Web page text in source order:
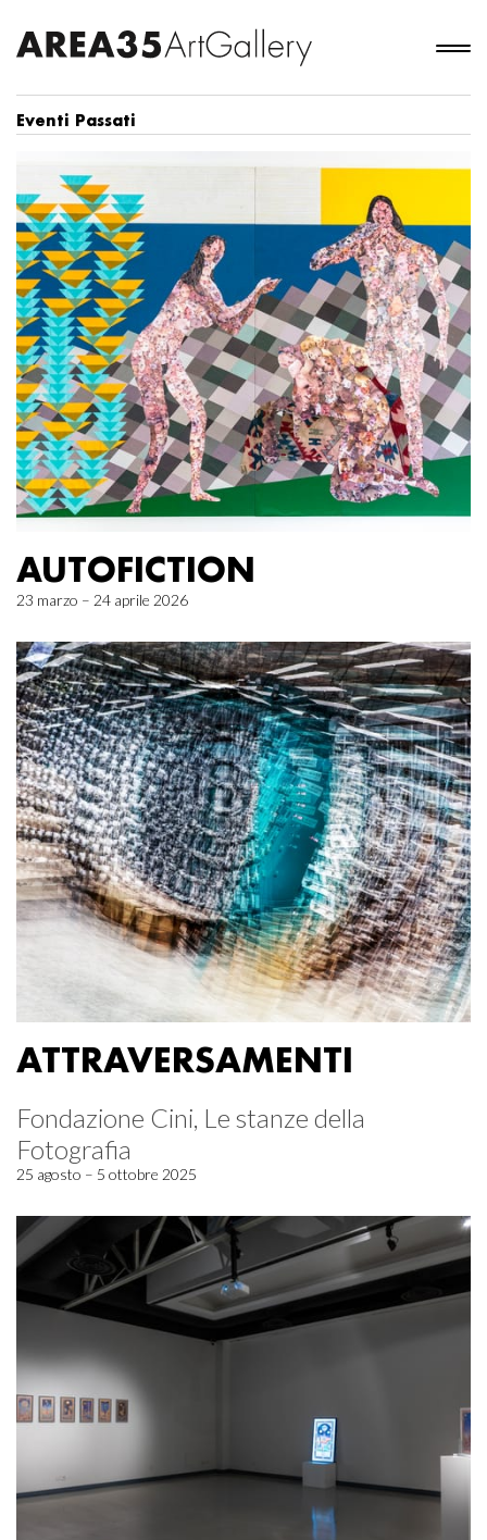
Eventi Passati
AUTOFICTION
23 marzo – 24 aprile 2026
ATTRAVERSAMENTI
Fondazione Cini, Le stanze della
Fotografia
25 agosto – 5 ottobre 2025